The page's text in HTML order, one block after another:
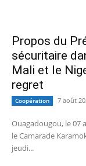
Propos du
sécuritaire
Mali et le
regret
Coopération 7 août
Ouagadougou, le 07
le Camarade
jeudi...